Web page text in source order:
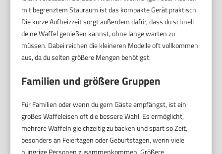
mit begrenztem Stauraum ist das kompakte Gerät praktisch.
Die kurze Aufheizzeit sorgt außerdem dafür, dass du schnell
deine Waffel genießen kannst, ohne lange warten zu
müssen. Dabei reichen die kleineren Modelle oft vollkommen
aus, da du selten größere Mengen benötigst.
Familien und größere Gruppen
Für Familien oder wenn du gern Gäste empfängst, ist ein
großes Waffeleisen oft die bessere Wahl. Es ermöglicht,
mehrere Waffeln gleichzeitig zu backen und spart so Zeit,
besonders an Feiertagen oder Geburtstagen, wenn viele